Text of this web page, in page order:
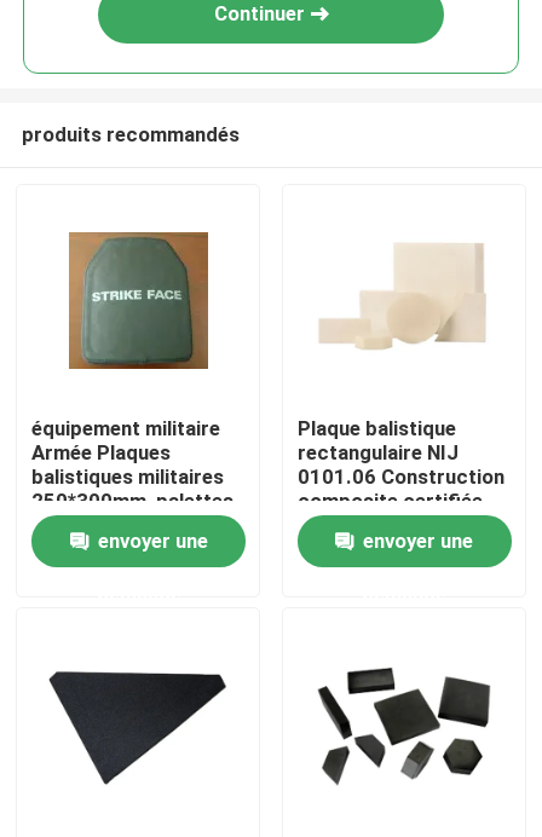
Produits
Vidéos
Visite de l'usine
Contrôle de la qualité
Continuer
produits recommandés
équipement militaire
Armée Plaques
balistiques militaires
250*300mm, palettes
anti-balles
envoyer une
Plaque balistique
rectangulaire NIJ
0101.06 Construction
composite certifiée
envoyer une